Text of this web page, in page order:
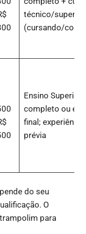
técnico/superior
(cursando/
Ensino Superior
completo ou em
final; experiência
prévia
do seu
O
para